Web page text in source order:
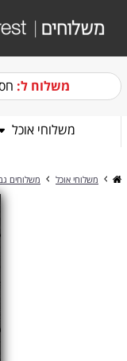
משלוח ל:
משלוחי אוכל
משלוחי אוכל משלוחים